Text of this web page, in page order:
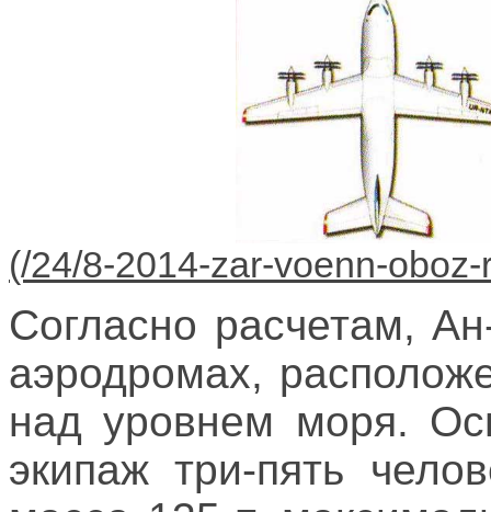
Согласно расчетам,
аэродромах,
над уровнем моря.
экипаж три-пять